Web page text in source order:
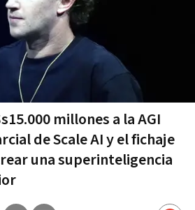
millones a la AGI
de Scale AI y el fichaje
una superinteligencia